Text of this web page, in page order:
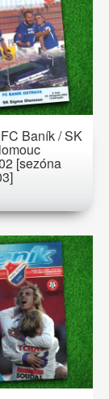
Baník / SK
[sezóna